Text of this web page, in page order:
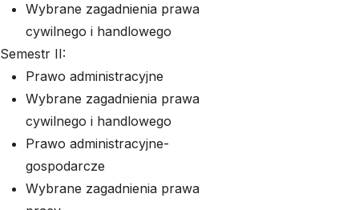
Wybrane zagadnienia prawa
cywilnego i handlowego
Semestr II:
Prawo administracyjne
Wybrane zagadnienia prawa
cywilnego i handlowego
Prawo administracyjne-
gospodarcze
Wybrane zagadnienia prawa